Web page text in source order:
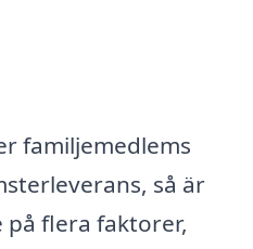
familjemedlems
så är
flera faktorer,